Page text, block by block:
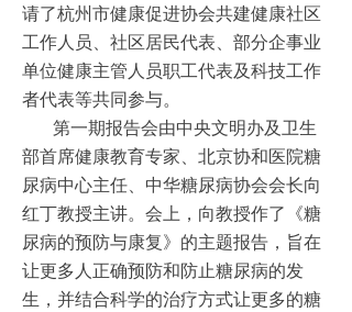
请了杭州市健康促进协会共建健康社区
工作人员、社区居民代表、部分企事业
单位健康主管人员职工代表及科技工作
者代表等共同参与。
第一期报告会由中央文明办及卫生
部首席健康教育专家、北京协和医院糖
尿病中心主任、中华糖尿病协会会长向
红丁教授主讲。会上，向教授作了《糖
尿病的预防与康复》的主题报告，旨在
让更多人正确预防和防止糖尿病的发
生，并结合科学的治疗方式让更多的糖